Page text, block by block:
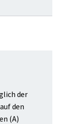
der
den
(A)